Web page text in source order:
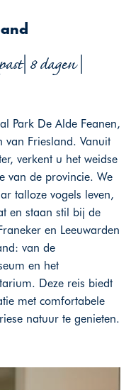
8 dagen |
Park De Alde Feanen,
van Friesland. Vanuit
verkent u het weidse
van de provincie. We
talloze vogels leven,
en staan stil bij de
en Leeuwarden
van de
en het
Deze reis biedt
met comfortabele
natuur te genieten.